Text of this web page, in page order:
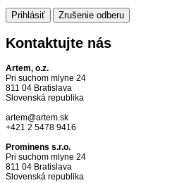
Kontaktujte nás
Artem, o.z.
Pri suchom mlyne 24
811 04 Bratislava
Slovenská republika
artem@artem.sk
+421 2 5478 9416
Prominens s.r.o.
Pri suchom mlyne 24
811 04 Bratislava
Slovenská republika